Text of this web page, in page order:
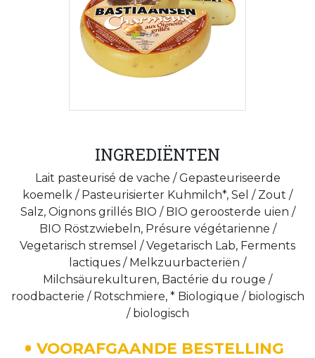
INGREDIËNTEN
Lait pasteurisé de vache / Gepasteuriseerde
koemelk / Pasteurisierter Kuhmilch*, Sel / Zout /
Salz, Oignons grillés BIO / BIO geroosterde uien /
BIO Röstzwiebeln, Présure végétarienne /
Vegetarisch stremsel / Vegetarisch Lab, Ferments
lactiques / Melkzuurbacteriën /
Milchsäurekulturen, Bactérie du rouge /
roodbacterie / Rotschmiere, * Biologique / biologisch
/ biologisch
VOORAFGAANDE BESTELLING